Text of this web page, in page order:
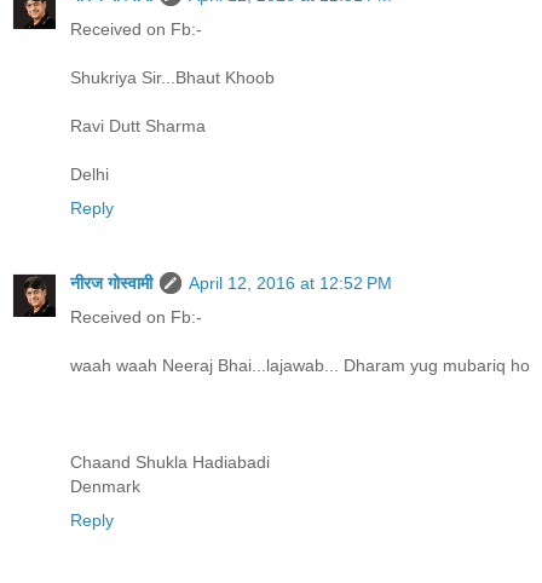
Received on Fb:-
Shukriya Sir...Bhaut Khoob
Ravi Dutt Sharma
Delhi
Reply
नीरज गोस्वामी
April 12, 2016 at 12:52 PM
Received on Fb:-
waah waah Neeraj Bhai...lajawab... Dharam yug mubariq ho
Chaand Shukla Hadiabadi
Denmark
Reply